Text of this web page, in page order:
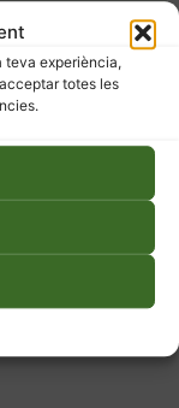
teva experiència,
totes les
local